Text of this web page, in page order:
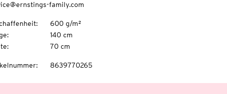
family.com
:
600 g/m²
:
140 cm
: 70 cm
: 8639770265